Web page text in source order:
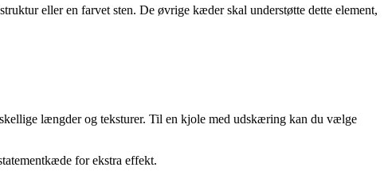
eller en farvet sten. De øvrige kæder skal understøtte dette element,
længder og teksturer. Til en kjole med udskæring kan du vælge
for ekstra effekt.